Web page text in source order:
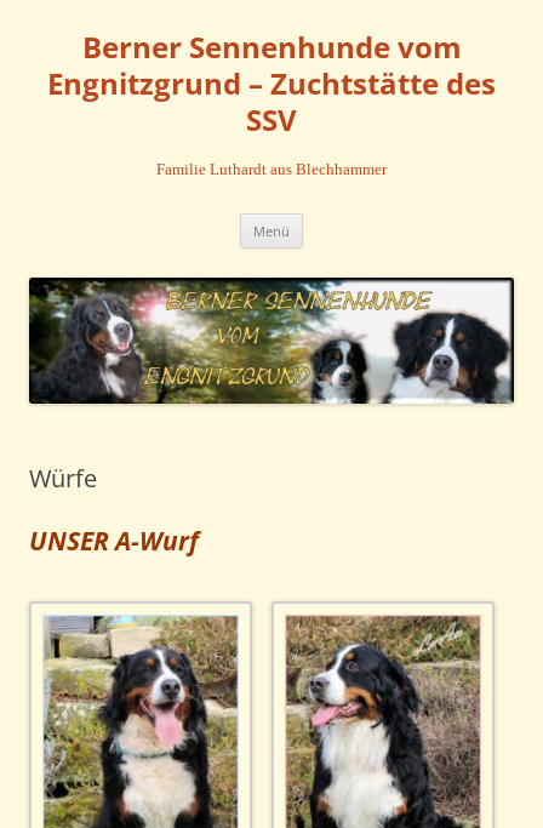
springenBerner Sennenhunde vom
Engnitzgrund – Zuchtstätte des
SSV
Familie Luthardt aus Blechhammer
Menü
Würfe
UNSER A-Wurf